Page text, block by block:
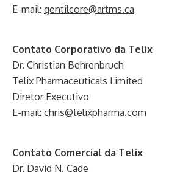
E-mail: gentilcore@artms.ca
Contato Corporativo da Telix
Dr. Christian Behrenbruch
Telix Pharmaceuticals Limited
Diretor Executivo
E-mail: chris@telixpharma.com
Contato Comercial da Telix
Dr. David N. Cade